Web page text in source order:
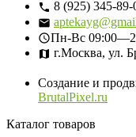
8 (925) 345-89-
Пн-Вс
г.Москва, ул.
Создание и
BrutalPixel.ru
Каталог товаров